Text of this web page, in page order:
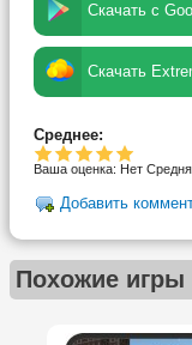
Скачать с
Скачать
Среднее:
Ваша оценка: Нет
Добавить
Похожие игры